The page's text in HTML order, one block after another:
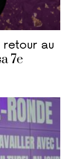
retour au
7e